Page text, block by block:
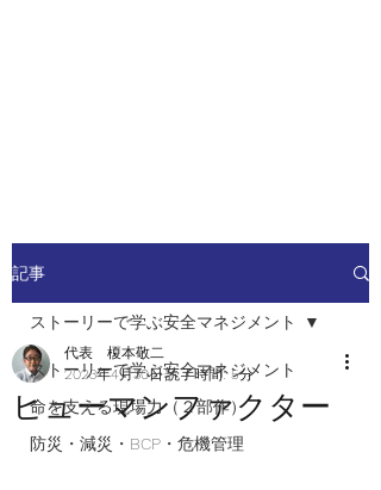
記事
ストーリーで学ぶ安全マネジメント
命を支える現場力（２部作）
防災・減災・BCP・危機管理
ストーリーで学ぶ安全マネジメント
ヒューマンファクター
代表 榎本敬二
2023年4月30日読了時間: 5分